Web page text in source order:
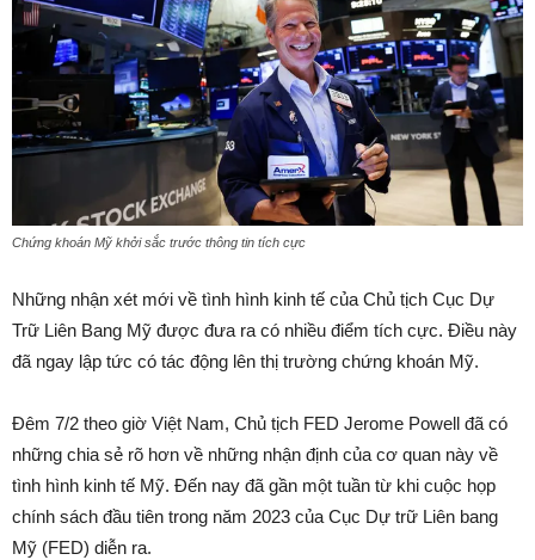
Chứng khoán Mỹ khởi sắc trước thông tin tích cực
Những nhận xét mới về tình hình kinh tế của Chủ tịch Cục Dự
Trữ Liên Bang Mỹ được đưa ra có nhiều điểm tích cực. Điều này
đã ngay lập tức có tác động lên thị trường chứng khoán Mỹ.
Đêm 7/2 theo giờ Việt Nam, Chủ tịch FED Jerome Powell đã có
những chia sẻ rõ hơn về những nhận định của cơ quan này về
tình hình kinh tế Mỹ. Đến nay đã gần một tuần từ khi cuộc họp
chính sách đầu tiên trong năm 2023 của Cục Dự trữ Liên bang
Mỹ (FED) diễn ra.